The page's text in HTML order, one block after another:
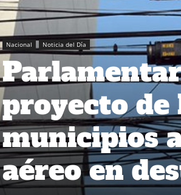
Nacional Noticia del Día
proyecto de
municipios
aéreo en